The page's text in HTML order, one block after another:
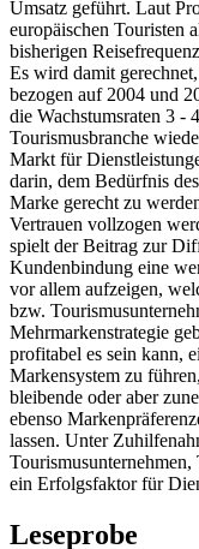
Umsatz geführt. Laut
europäischen Touristen
bisherigen
Es wird damit
bezogen auf 2004 und
die Wachstumsraten 3 -
Tourismusbranche
Markt für
darin, dem Bedürfnis
Marke gerecht zu
Vertrauen vollzogen
spielt der Beitrag zur
Kundenbindung eine
vor allem aufzeigen,
bzw.
Mehrmarkenstrategie
profitabel es sein kann,
Markensystem zu
bleibende oder aber
ebenso
lassen. Unter
ein Erfolgsfaktor für
Leseprobe